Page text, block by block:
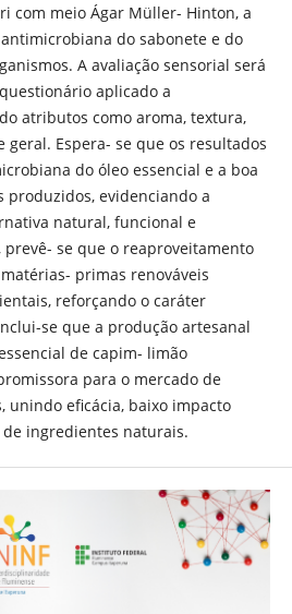
com meio Ágar Müller- Hinton, a
do sabonete e do
A avaliação sensorial será
aplicado a
atributos como aroma, textura,
Espera- se que os resultados
do óleo essencial e a boa
produzidos, evidenciando a
natural, funcional e
se que o reaproveitamento
primas renováveis
reforçando o caráter
se que a produção artesanal
de capim- limão
para o mercado de
unindo eficácia, baixo impacto
ingredientes naturais.